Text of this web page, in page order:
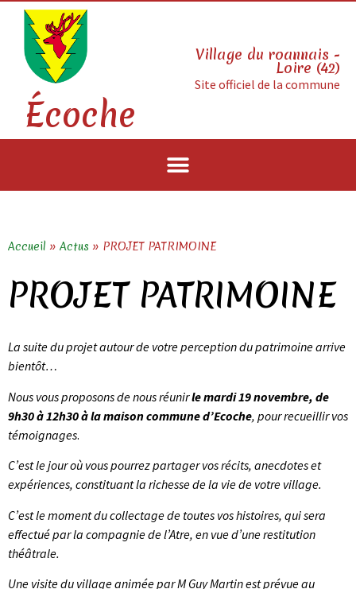
Écoche
Village du roannais -
Loire (42)
Site officiel de la commune
Accueil » Actus » PROJET PATRIMOINE
PROJET PATRIMOINE
La suite du projet autour de votre perception du patrimoine arrive
bientôt…
Nous vous proposons de nous réunirle mardi 19 novembre, de
9h30 à 12h30 à la maison commune d’Ecoche, pour recueillir vos
témoignages.
C’est le jour où vous pourrez partager vos récits, anecdotes et
expériences, constituant la richesse de la vie de votre village.
C’est le moment du collectage de toutes vos histoires, qui sera
effectué par la compagnie de l’Atre, en vue d’une restitution
théâtrale.
Une visite du village animée par M Guy Martin est prévue au